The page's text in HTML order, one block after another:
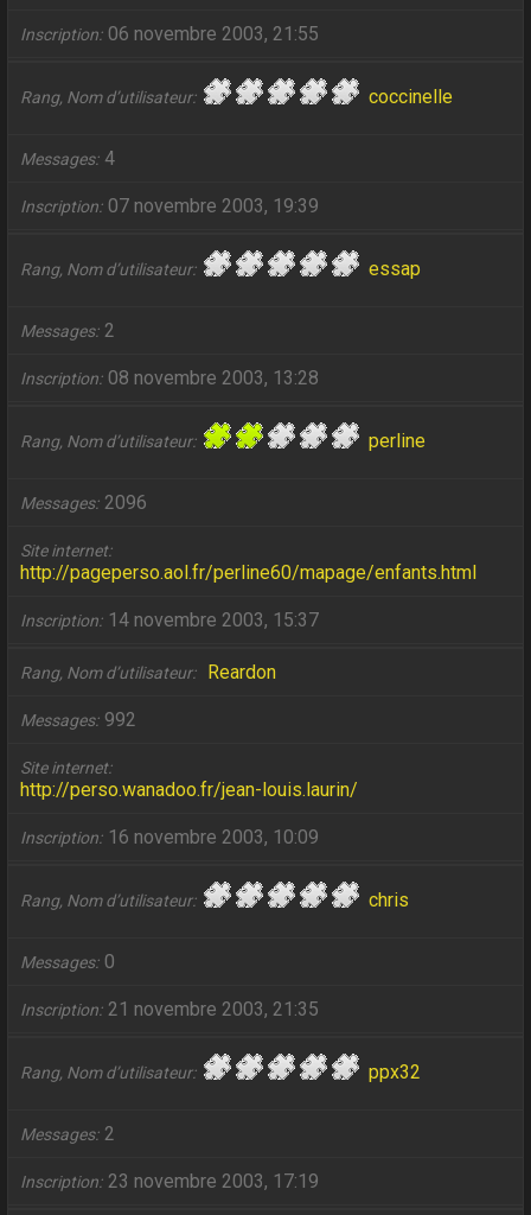
Inscription 06 novembre 2003, 21:55
Rang, Nom d’utilisateur coccinelle
Messages 4
Inscription 07 novembre 2003, 19:39
Rang, Nom d’utilisateur essap
Messages 2
Inscription 08 novembre 2003, 13:28
Rang, Nom d’utilisateur perline
Messages 2096
Site internet
http://pageperso.aol.fr/perline60/mapage/enfants.html
Inscription 14 novembre 2003, 15:37
Rang, Nom d’utilisateur Reardon
Messages 992
Site internet
http://perso.wanadoo.fr/jean-louis.laurin/
Inscription 16 novembre 2003, 10:09
Rang, Nom d’utilisateur chris
Messages 0
Inscription 21 novembre 2003, 21:35
Rang, Nom d’utilisateur ppx32
Messages 2
Inscription 23 novembre 2003, 17:19